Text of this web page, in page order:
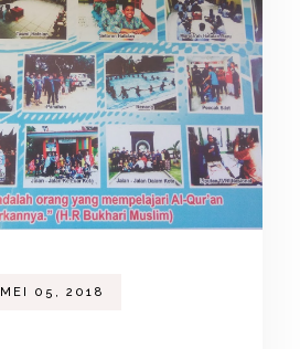
MEI 05, 2018